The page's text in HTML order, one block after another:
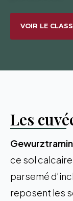
VOIR LE
Les
ce sol
parsemé
reposent les